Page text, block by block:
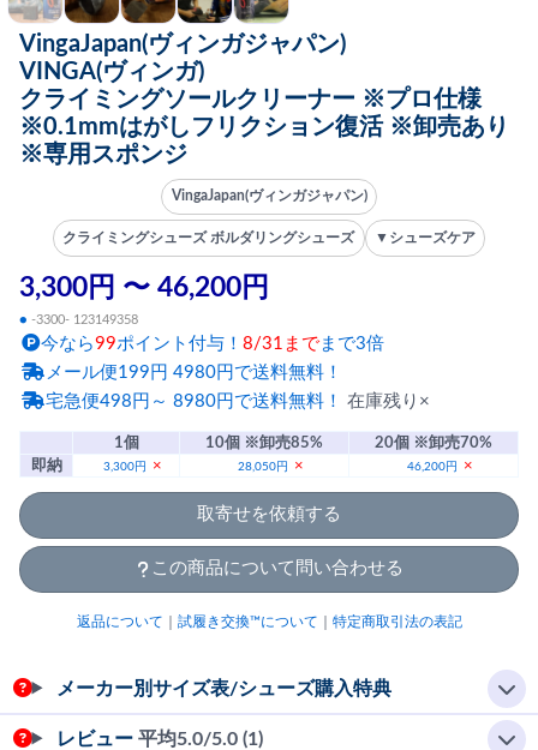
VingaJapan(ヴィンガジャパン)
VINGA(ヴィンガ)
クライミングソールクリーナー ※プロ仕様
※0.1mmはがしフリクション復活 ※卸売あり
※専用スポンジ
VingaJapan(ヴィンガジャパン)
クライミングシューズ ボルダリングシューズ ▼シューズケア
3,300円 〜 46,200円
● -3300- 123149358
今なら99ポイント付与！ 8/31まで まで3倍
メール便199円 4980円で送料無料！
宅急便498円～ 8980円で送料無料！ 在庫残り×
1個 10個 ※卸売85%
20個 ※卸売70%
即納
3,300円 × 28,050円 × 46,200円 ×
取寄せを依頼する
この商品について問い合わせる
返品について 試履き交換™について 特定商取引法の表記
メーカー別サイズ表/シューズ購入特典
レビュー 平均5.0/5.0 (1)